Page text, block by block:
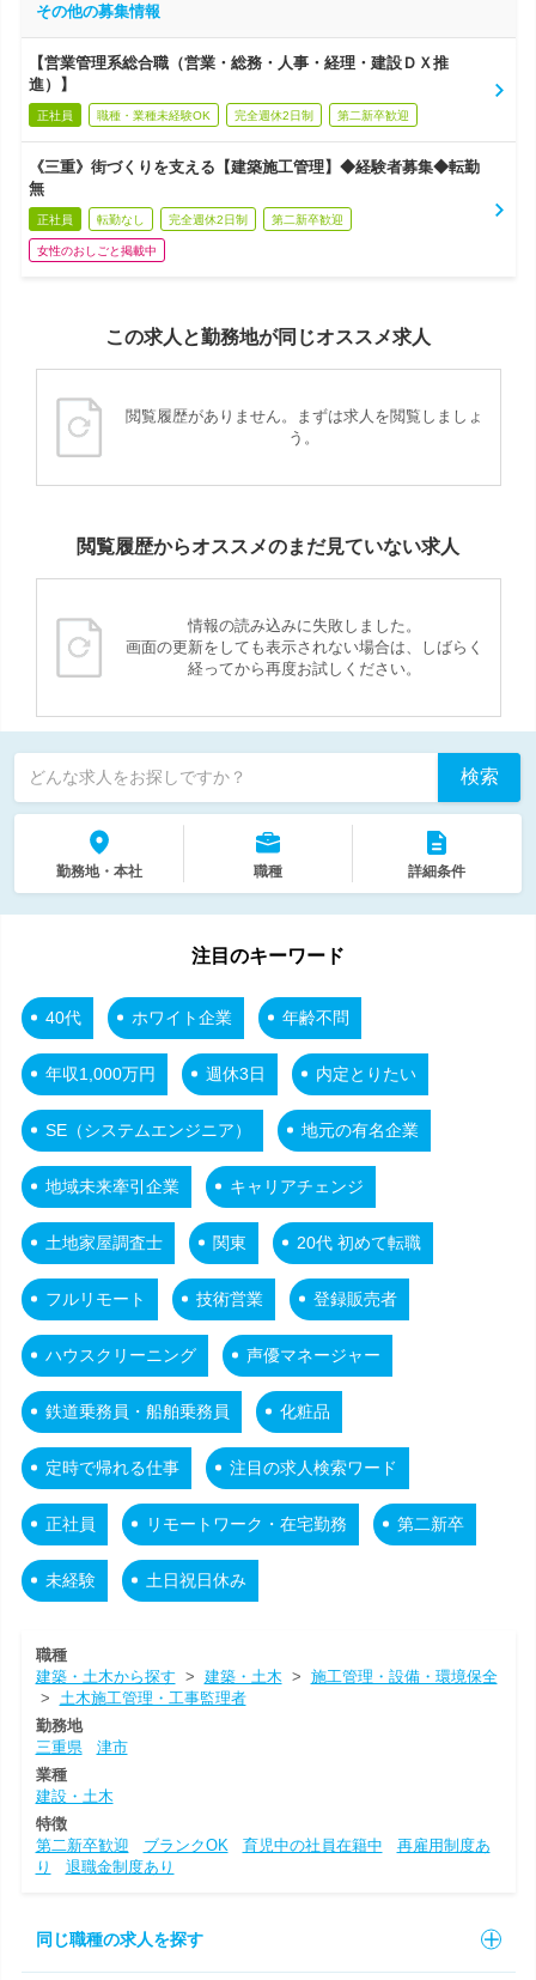
その他の募集情報
【営業管理系総合職（営業・総務・人事・経理・建設ＤＸ推
進）】
正社員 職種・業種未経験OK 完全週休2日制 第二新卒歓迎
《三重》街づくりを支える【建築施工管理】◆経験者募集◆転勤
無
正社員 転勤なし 完全週休2日制 第二新卒歓迎
女性のおしごと掲載中
この求人と勤務地が同じオススメ求人
閲覧履歴がありません。まずは求人を閲覧しましょ
う。
閲覧履歴からオススメのまだ見ていない求人
情報の読み込みに失敗しました。
画面の更新をしても表示されない場合は、しばらく
経ってから再度お試しください。
どんな求人をお探しですか？ 検索
勤務地・本社 職種 詳細条件
注目のキーワード
40代 ホワイト企業 年齢不問
年収1,000万円 週休3日 内定とりたい
SE（システムエンジニア） 地元の有名企業
地域未来牽引企業 キャリアチェンジ
土地家屋調査士 関東 20代 初めて転職
フルリモート 技術営業 登録販売者
ハウスクリーニング 声優マネージャー
鉄道乗務員・船舶乗務員 化粧品
定時で帰れる仕事 注目の求人検索ワード
正社員 リモートワーク・在宅勤務 第二新卒
未経験 土日祝日休み
職種
建築・土木から探す > 建築・土木 > 施工管理・設備・環境保全
> 土木施工管理・工事監理者
勤務地
三重県
津市
業種
建設・土木
特徴
第二新卒歓迎
ブランクOK 育児中の社員在籍中
再雇用制度あ
り
退職金制度あり
同じ職種の求人を探す